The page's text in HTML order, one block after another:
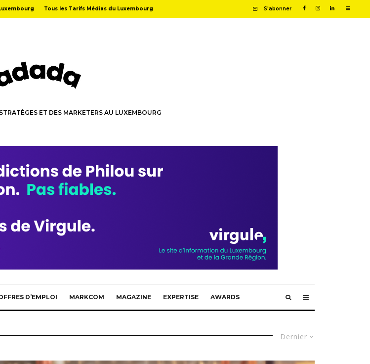
Tous les Tarifs Médias du Luxembourg S'abonner
ET DES MARKETERS AU LUXEMBOURG
D’EMPLOI MARKCOM MAGAZINE EXPERTISE AWARDS
Dernier